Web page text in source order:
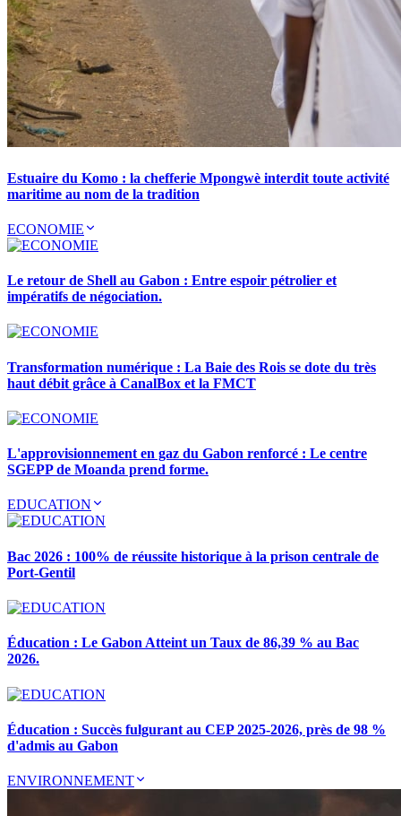
Estuaire du Komo : la chefferie Mpongwè interdit toute activité
maritime au nom de la tradition
ECONOMIE
Le retour de Shell au Gabon : Entre espoir pétrolier et
impératifs de négociation.
Transformation numérique : La Baie des Rois se dote du très
haut débit grâce à CanalBox et la FMCT
L'approvisionnement en gaz du Gabon renforcé : Le centre
SGEPP de Moanda prend forme.
EDUCATION
Bac 2026 : 100% de réussite historique à la prison centrale de
Port-Gentil
Éducation : Le Gabon Atteint un Taux de 86,39 % au Bac
2026.
Éducation : Succès fulgurant au CEP 2025-2026, près de 98 %
d'admis au Gabon
ENVIRONNEMENT